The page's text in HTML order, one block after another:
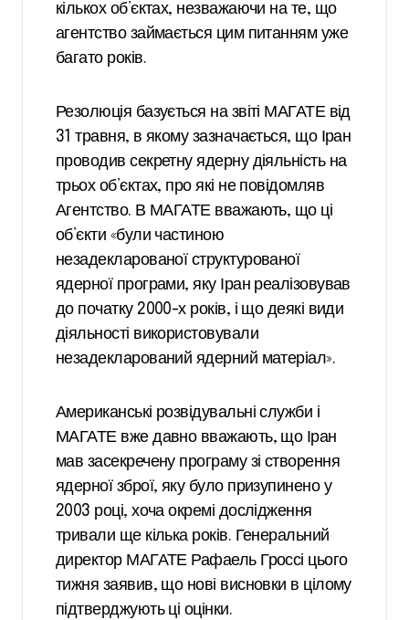
кількох об’єктах, незважаючи на те, що
агентство займається цим питанням уже
багато років.
Резолюція базується на звіті МАГАТЕ від
31 травня, в якому зазначається, що Іран
проводив секретну ядерну діяльність на
трьох об’єктах, про які не повідомляв
Агентство. В МАГАТЕ вважають, що ці
об’єкти «були частиною
незадекларованої структурованої
ядерної програми, яку Іран реалізовував
до початку 2000-х років, і що деякі види
діяльності використовували
незадекларований ядерний матеріал».
Американські розвідувальні служби і
МАГАТЕ вже давно вважають, що Іран
мав засекречену програму зі створення
ядерної зброї, яку було призупинено у
2003 році, хоча окремі дослідження
тривали ще кілька років. Генеральний
директор МАГАТЕ Рафаель Гроссі цього
тижня заявив, що нові висновки в цілому
підтверджують ці оцінки.